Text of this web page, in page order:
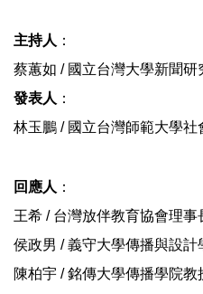
主持人 ：
蔡蕙如 / 國立台灣大學新聞研
發表人 ：
林玉鵬 / 國立台灣師範大學社
回應人 ：
王希 / 台灣放伴教育協會理事
侯政男 / 義守大學傳播與設計
陳柏宇 / 銘傳大學傳播學院教